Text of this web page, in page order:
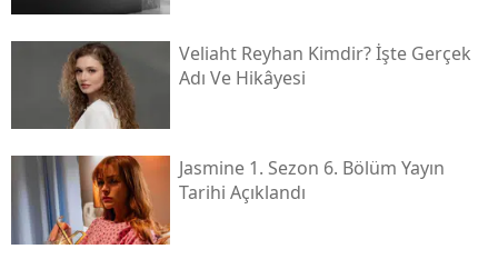
Veliaht Reyhan Kimdir? İşte Gerçek
Adı Ve Hikâyesi
Jasmine 1. Sezon 6. Bölüm Yayın
Tarihi Açıklandı